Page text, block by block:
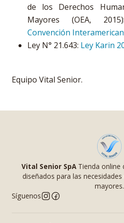
de los Derechos
Mayores (OEA,
Convención
Ley N° 21.643: Ley Karin
Equipo Vital Senior.
Vital Senior SpATienda online
diseñados para las
mayores.
Síguenos